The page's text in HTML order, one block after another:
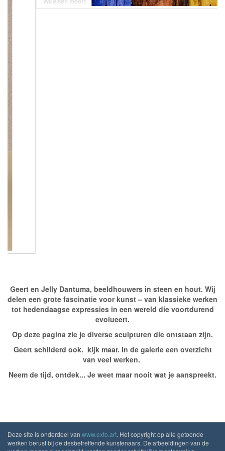
Geert en Jelly Dantuma, beeldhouwers in steen en hout. Wij
delen een grote fascinatie voor kunst – van klassieke werken
tot hedendaagse expressies in een wereld die voortdurend
evolueert.
Op deze pagina zie je diverse sculpturen die ontstaan zijn.
Geert schilderd ook. kijk maar. In de galerie een overzicht
van veel werken.
Neem de tijd, ontdek... Je weet maar nooit wat je aanspreekt.
Deze site is onderdeel van www.exto.art. Het copyright op alle getoonde
werken berust bij de desbetreffende kunstenaars. De afbeeldingen van de